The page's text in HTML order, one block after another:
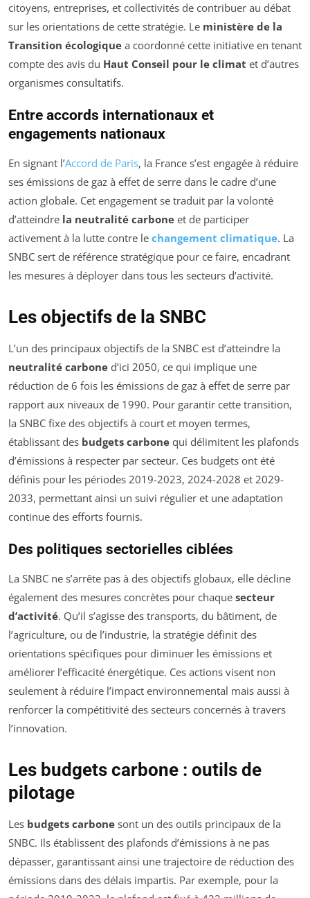
citoyens, entreprises, et collectivités de contribuer au débat
sur les orientations de cette stratégie. Le ministère de la
Transition écologique a coordonné cette initiative en tenant
compte des avis du Haut Conseil pour le climat et d’autres
organismes consultatifs.
Entre accords internationaux et
engagements nationaux
En signant l’Accord de Paris, la France s’est engagée à réduire
ses émissions de gaz à effet de serre dans le cadre d’une
action globale. Cet engagement se traduit par la volonté
d’atteindre la neutralité carbone et de participer
activement à la lutte contre le changement climatique. La
SNBC sert de référence stratégique pour ce faire, encadrant
les mesures à déployer dans tous les secteurs d’activité.
Les objectifs de la SNBC
L’un des principaux objectifs de la SNBC est d’atteindre la
neutralité carbone d’ici 2050, ce qui implique une
réduction de 6 fois les émissions de gaz à effet de serre par
rapport aux niveaux de 1990. Pour garantir cette transition,
la SNBC fixe des objectifs à court et moyen termes,
établissant des budgets carbone qui délimitent les plafonds
d’émissions à respecter par secteur. Ces budgets ont été
définis pour les périodes 2019-2023, 2024-2028 et 2029-
2033, permettant ainsi un suivi régulier et une adaptation
continue des efforts fournis.
Des politiques sectorielles ciblées
La SNBC ne s’arrête pas à des objectifs globaux, elle décline
également des mesures concrètes pour chaque secteur
d’activité. Qu’il s’agisse des transports, du bâtiment, de
l’agriculture, ou de l’industrie, la stratégie définit des
orientations spécifiques pour diminuer les émissions et
améliorer l’efficacité énergétique. Ces actions visent non
seulement à réduire l’impact environnemental mais aussi à
renforcer la compétitivité des secteurs concernés à travers
l’innovation.
Les budgets carbone : outils de
pilotage
Les budgets carbone sont un des outils principaux de la
SNBC. Ils établissent des plafonds d’émissions à ne pas
dépasser, garantissant ainsi une trajectoire de réduction des
émissions dans des délais impartis. Par exemple, pour la